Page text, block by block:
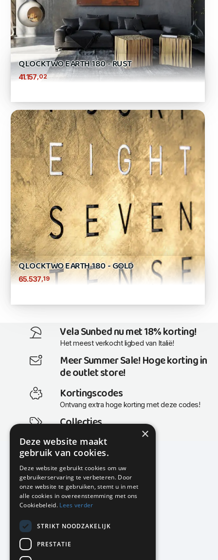
QLOCKTWO EARTH 180 - RUST
41.157,02
QLOCKTWO EARTH 180 - GOLD
65.537 ,19
Vela Sunbed nu met 18% korting!
Het meest verkocht ligbed van Italië!
Meer Summer Sale! Hoge korting in
de outlet store!
Kortingscodes
Ontvang extra hoge korting met deze codes!
Collecties
Actuele en populaire collecties
KMP Kantoormeubilair
Airport Business Park
Frankfurtstraat 29-31
1175 RH Lijnden
020-617 01 26
info@kmpkantoormeubilair.nl
×
Deze website maakt
gebruik van cookies.
Deze website gebruikt cookies om uw
gebruikerservaring te verbeteren. Door
onze website te gebruiken, stemt u in met
alle cookies in overeenstemming met ons
Cookiebeleid. Lees verder
STRIKT NOODZAKELIJK
PRESTATIE